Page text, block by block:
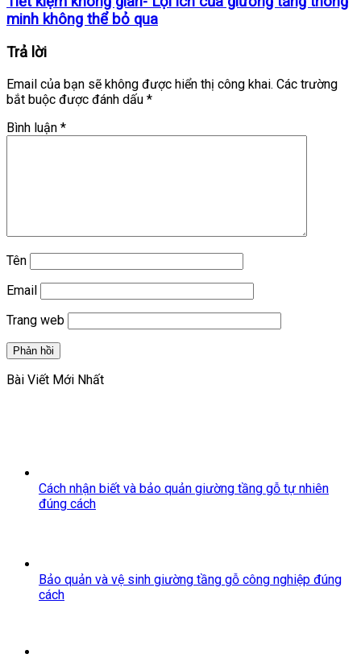
minh không thể bỏ qua
Trả lời
Email của bạn sẽ không được hiển thị công khai. Các trường
bắt buộc được đánh dấu *
Bình luận *
Tên
Email
Trang web
Bài Viết Mới Nhất
Cách nhận biết và bảo quản giường tầng gỗ tự nhiên
đúng cách
Bảo quản và vệ sinh giường tầng gỗ công nghiệp đúng
cách